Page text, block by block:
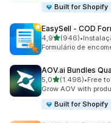
Built for Shopify
EasySell ‑ COD
4,9de 5 estrelas
(946)
946 total de•
Formulário de
AOV.ai Bundles
5,0de 5 estrelas
(1.498)
1498 total de•Free
Grow AOV with
Built for Shopify